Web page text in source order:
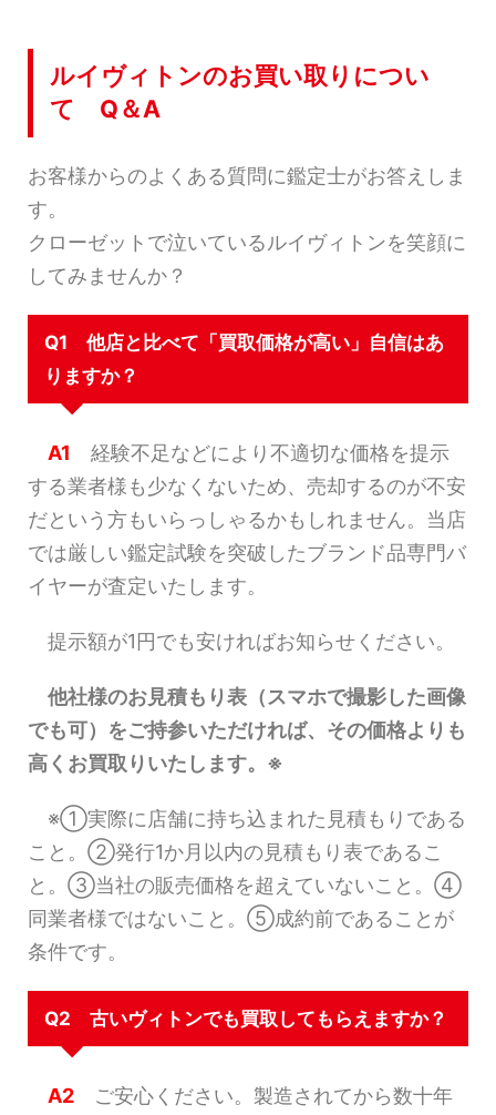
ルイヴィトンのお買い取りについ
て Q＆A
お客様からのよくある質問に鑑定士がお答えしま
す。
クローゼットで泣いているルイヴィトンを笑顔に
してみませんか？
Q1 他店と比べて「買取価格が高い」自信はあ
りますか？
A1 経験不足などにより不適切な価格を提示
する業者様も少なくないため、売却するのが不安
だという方もいらっしゃるかもしれません。当店
では厳しい鑑定試験を突破したブランド品専門バ
イヤーが査定いたします。
提示額が1円でも安ければお知らせください。
他社様のお見積もり表（スマホで撮影した画像
でも可）をご持参いただければ、その価格よりも
高くお買取りいたします。※
※①実際に店舗に持ち込まれた見積もりである
こと。②発行1か月以内の見積もり表であるこ
と。③当社の販売価格を超えていないこと。④
同業者様ではないこと。⑤成約前であることが
条件です。
Q2 古いヴィトンでも買取してもらえますか？
A2 ご安心ください。製造されてから数十年